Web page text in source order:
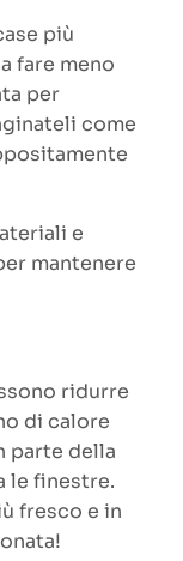
più
fare meno
per
come
e
mantenere
ridurre
di calore
parte della
le finestre.
fresco e in